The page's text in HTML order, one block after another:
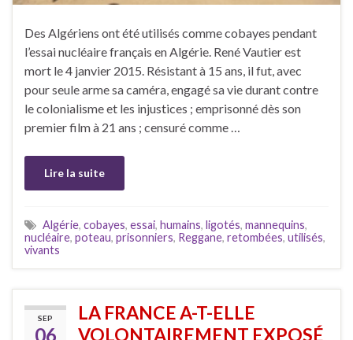
Des Algériens ont été utilisés comme cobayes pendant
l’essai nucléaire français en Algérie. René Vautier est
mort le 4 janvier 2015. Résistant à 15 ans, il fut, avec
pour seule arme sa caméra, engagé sa vie durant contre
le colonialisme et les injustices ; emprisonné dès son
premier film à 21 ans ; censuré comme …
Lire la suite
Algérie, cobayes, essai, humains, ligotés, mannequins,
nucléaire, poteau, prisonniers, Reggane, retombées, utilisés,
vivants
SEP
06
LA FRANCE A-T-ELLE
VOLONTAIREMENT EXPOSÉ